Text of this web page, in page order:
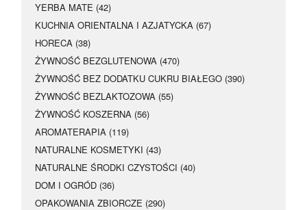
YERBA MATE (42)
KUCHNIA ORIENTALNA I AZJATYCKA (67)
HORECA (38)
ŻYWNOŚĆ BEZGLUTENOWA (470)
ŻYWNOŚĆ BEZ DODATKU CUKRU BIAŁEGO (390)
ŻYWNOŚĆ BEZLAKTOZOWA (55)
ŻYWNOŚĆ KOSZERNA (56)
AROMATERAPIA (119)
NATURALNE KOSMETYKI (43)
NATURALNE ŚRODKI CZYSTOŚCI (40)
DOM I OGRÓD (36)
OPAKOWANIA ZBIORCZE (290)